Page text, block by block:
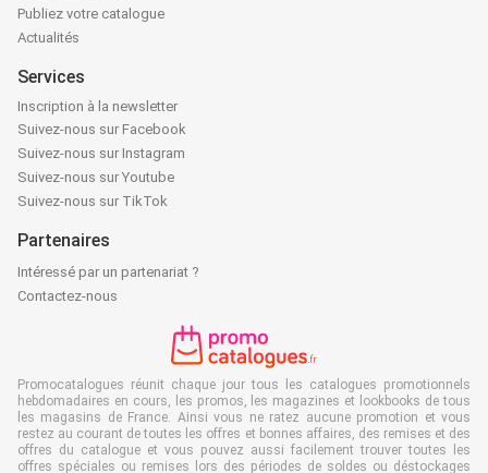
Publiez votre catalogue
Actualités
Services
Inscription à la newsletter
Suivez-nous sur Facebook
Suivez-nous sur Instagram
Suivez-nous sur Youtube
Suivez-nous sur TikTok
Partenaires
Intéressé par un partenariat ?
Contactez-nous
Promocatalogues réunit chaque jour tous les catalogues promotionnels
hebdomadaires en cours, les promos, les magazines et lookbooks de tous
les magasins de France. Ainsi vous ne ratez aucune promotion et vous
restez au courant de toutes les offres et bonnes affaires, des remises et des
offres du catalogue et vous pouvez aussi facilement trouver toutes les
offres spéciales ou remises lors des périodes de soldes ou déstockages